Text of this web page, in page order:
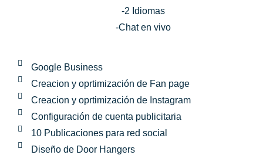
-2 Idiomas
-Chat en vivo
Google Business
Creacion y oprtimización de Fan page
Creacion y oprtimización de Instagram
Configuración de cuenta publicitaria
10 Publicaciones para red social
Diseño de Door Hangers